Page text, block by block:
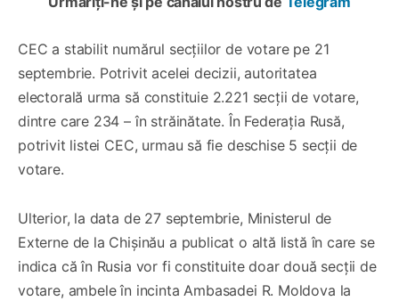
CEC a stabilit numărul secțiilor de votare pe 21
septembrie. Potrivit acelei decizii, autoritatea
electorală urma să constituie 2.221 secții de votare,
dintre care 234 – în străinătate. În Federația Rusă,
potrivit listei CEC, urmau să fie deschise 5 secții de
votare.
Ulterior, la data de 27 septembrie, Ministerul de
Externe de la Chișinău a publicat o altă listă în care se
indica că în Rusia vor fi constituite doar două secții de
votare, ambele în incinta Ambasadei R. Moldova la